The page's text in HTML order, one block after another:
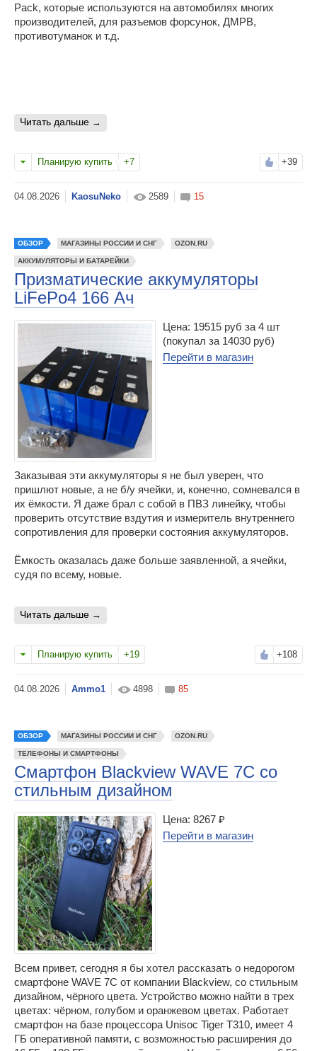
Pack, которые используются на автомобилях многих
производителей, для разъемов форсунок, ДМРВ,
противотуманок и т.д.
читать дальше
Планирую купить +7 +39
KaosuNeko 2589 15
ОБЗОР МАГАЗИНЫ РОССИИ И СНГ OZON.RU
АККУМУЛЯТОРЫ И БАТАРЕЙКИ
Призматические аккумуляторы
LiFePo4 166 Ач
Цена: 19515 руб за 4 шт
(покупал за 14030 руб)
Перейти в магазин
Заказывая эти аккумуляторы я не был уверен, что
пришлют новые, а не б/у ячейки, и, конечно, сомневался в
их ёмкости. Я даже брал с собой в ПВЗ линейку, чтобы
проверить отсутствие вздутия и измеритель внутреннего
сопротивления для проверки состояния аккумуляторов.
Ёмкость оказалась даже больше заявленной, а ячейки,
судя по всему, новые.
читать дальше
Планирую купить +19 +108
Ammo1 4898 85
ОБЗОР МАГАЗИНЫ РОССИИ И СНГ OZON.RU
ТЕЛЕФОНЫ И СМАРТФОНЫ
Смартфон Blackview WAVE 7C со
стильным дизайном
Цена: 8267 ₽
Перейти в магазин
Всем привет, сегодня я бы хотел рассказать о недорогом
смартфоне WAVE 7C от компании Blackview, со стильным
дизайном, чёрного цвета. Устройство можно найти в трех
цветах: чёрном, голубом и оранжевом цветах. Работает
смартфон на базе процессора Unisoc Tiger T310, имеет 4
ГБ оперативной памяти, с возможностью расширения до